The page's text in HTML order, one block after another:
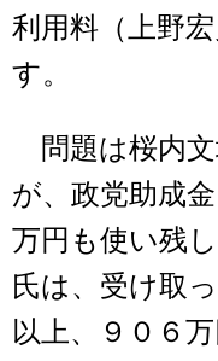
利用料（上野
す。
問題は桜内文
が、政党助成
万円も使い残
氏は、受け取
以上、９０６